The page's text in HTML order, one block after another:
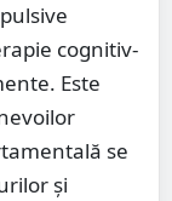
cognitiv-
Este
se
și